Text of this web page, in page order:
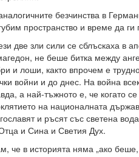
безчинства в
пространство и време да ги
две зли сили се сблъскаха в
не беше битка между
и лоши, както впрочем е
войни и до днес. На война
а най-тъжното е, че когато
на националната
и ръсят със светена
и Сина и Светия Дух.
че в историята няма „ако